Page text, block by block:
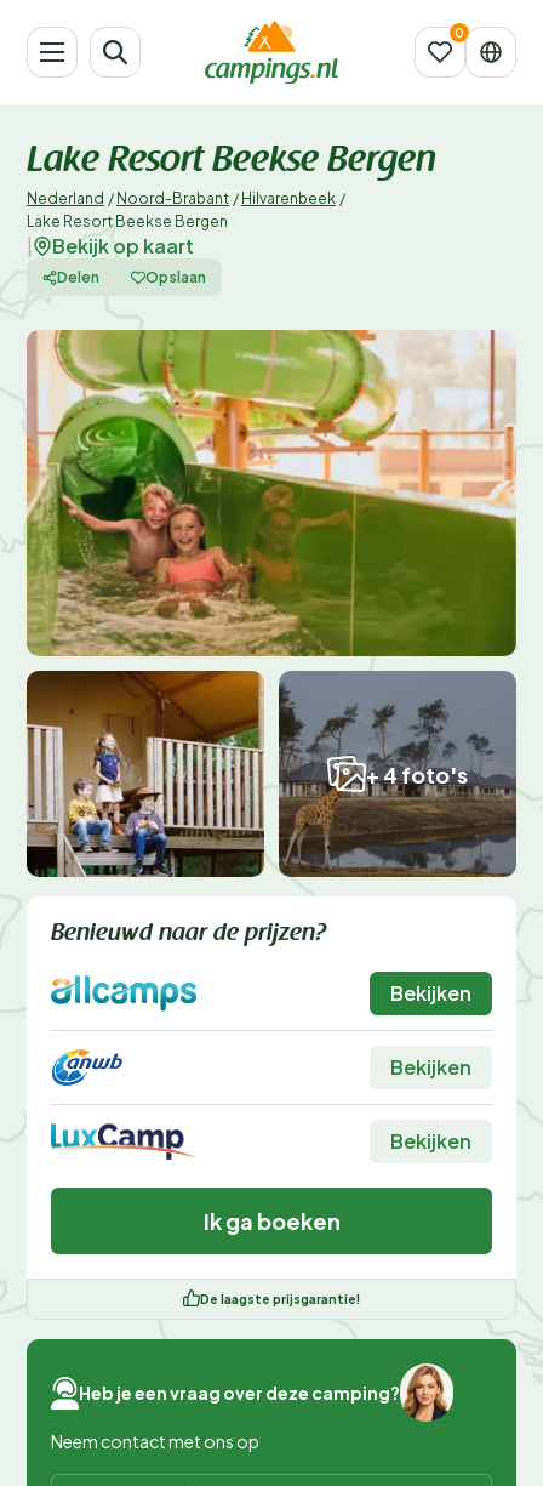
Lake Resort Beekse Bergen
Nederland / Noord-Brabant / Hilvarenbeek /
Lake Resort Beekse Bergen
Bekijk op kaart
Delen Opslaan
+ 4 foto's
Benieuwd naar de prijzen?
Bekijken
Bekijken
Bekijken
Ik ga boeken
De laagste prijsgarantie!
Heb je een vraag over deze camping?
Neem contact met ons op